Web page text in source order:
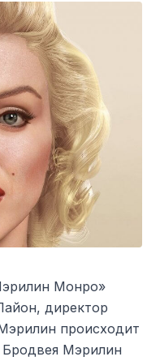
Монро»
директор
происходит
Бродвея Мэрилин